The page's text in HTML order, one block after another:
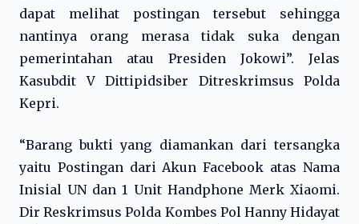
dapat melihat postingan tersebut sehingga
nantinya orang merasa tidak suka dengan
pemerintahan atau Presiden Jokowi”. Jelas
Kasubdit V Dittipidsiber Ditreskrimsus Polda
Kepri.
“Barang bukti yang diamankan dari tersangka
yaitu Postingan dari Akun Facebook atas Nama
Inisial UN dan 1 Unit Handphone Merk Xiaomi.
Dir Reskrimsus Polda Kombes Pol Hanny Hidayat